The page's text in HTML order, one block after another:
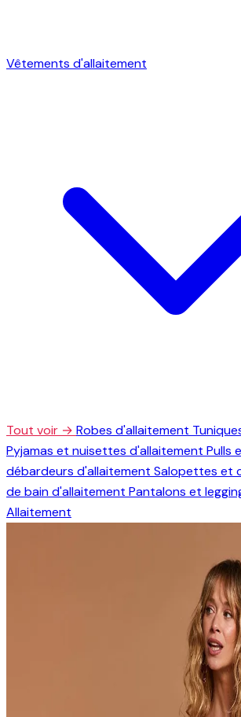
Vêtements d'allaitement
Tout voir → Robes d'allaitement
Pyjamas et nuisettes d'allaitement Pulls
débardeurs d'allaitement Salopettes et
de bain d'allaitement Pantalons et
Allaitement